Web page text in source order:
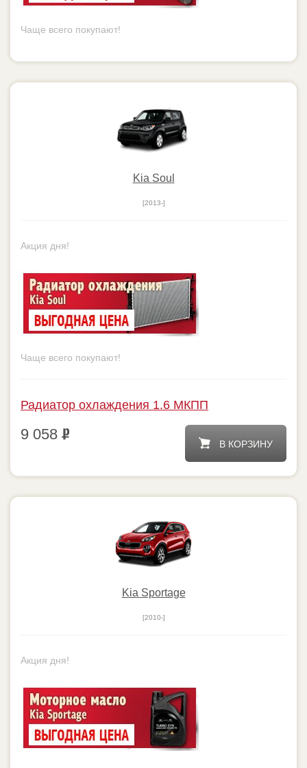
Kia Soul
[2013-]
Радиатор охлаждения 1.6 МКПП
9 058
В КОРЗИНУ
Kia Sportage
[2010-]